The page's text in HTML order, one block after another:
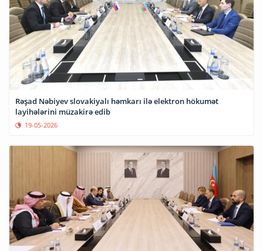
Rəşad Nəbiyev slovakiyalı həmkarı ilə elektron hökumət
layihələrini müzakirə edib
19-05-2026